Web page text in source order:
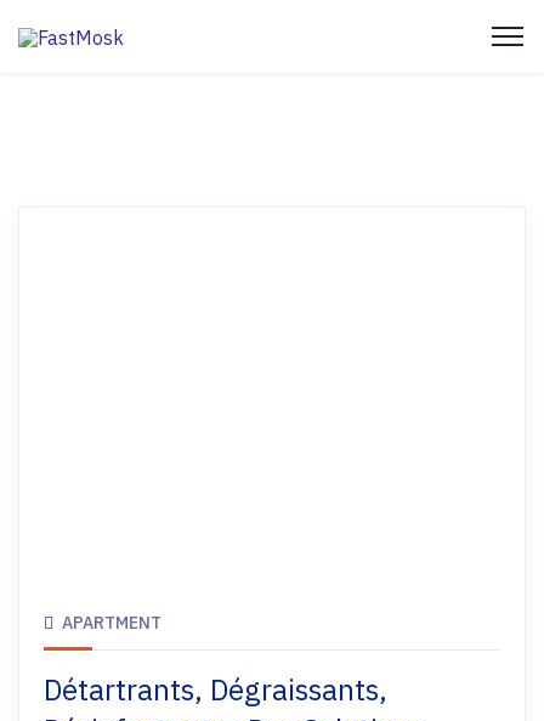
APARTMENT
Détartrants, Dégraissants,